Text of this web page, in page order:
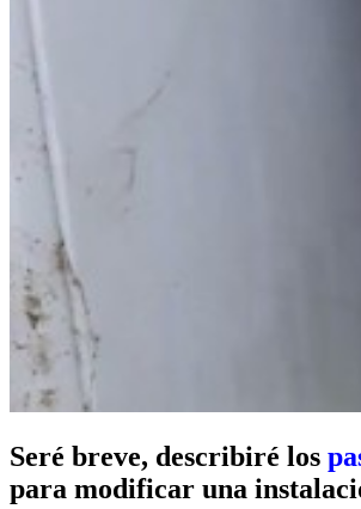
Seré breve, describiré los
para modificar una